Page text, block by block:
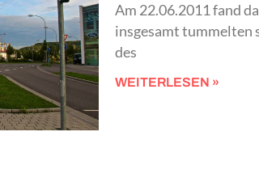
Am 22.06.2011 fand
insgesamt tummelten
des
WEITERLESEN »